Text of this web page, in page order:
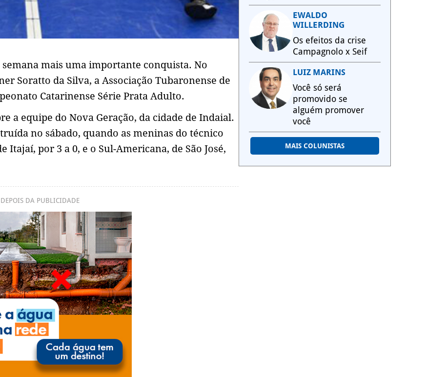
mais uma importante conquista. No
Soratto da Silva, a Associação Tubaronense de
Catarinense Série Prata Adulto.
a equipe do Nova Geração, da cidade de Indaial.
no sábado, quando as meninas do técnico
por 3 a 0, e o Sul-Americana, de São José,
DA PUBLICIDADE
EWALDO
WILLERDING
Os efeitos da crise
Campagnolo x Seif
LUIZ MARINS
Você só será
promovido se
alguém promover
você
MAIS COLUNISTAS